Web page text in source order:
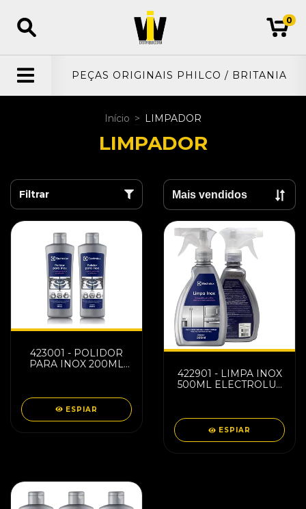
0
PEÇAS ORIGINAIS PHILCO / BRITANIA
Início > LIMPADOR
LIMPADOR
Filtrar
423001 - POLIDOR
PARA INOX 200ML
ESPIAR
422901 - LIMPA INOX
500ML ELECTROLUX
ESPIAR